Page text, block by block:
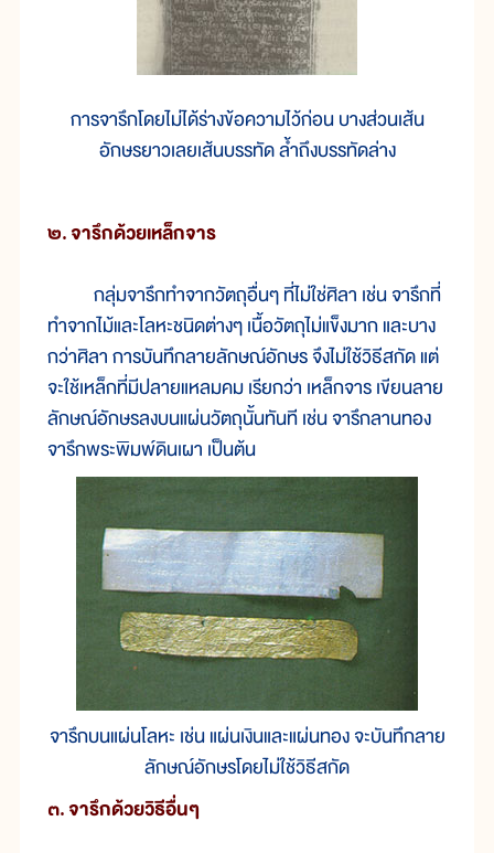
การจารึกโดยไม่ได้ร่างข้อความไว้ก่อน บางส่วนเส้น
อักษรยาวเลยเส้นบรรทัด ล้ำถึงบรรทัดล่าง
๒.จารึกด้วยเหล็กจาร
กลุ่มจารึกทำจากวัตถุอื่นๆ ที่ไม่ใช่ศิลา เช่น จารึกที่
ทำจากไม้และโลหะชนิดต่างๆ เนื้อวัตถุไม่แข็งมาก และบาง
กว่าศิลา การบันทึกลายลักษณ์อักษร จึงไม่ใช้วิธีสกัด แต่
จะใช้เหล็กที่มีปลายแหลมคม เรียกว่า เหล็กจาร เขียนลาย
ลักษณ์อักษรลงบนแผ่นวัตถุนั้นทันที เช่น จารึกลานทอง
จารึกพระพิมพ์ดินเผา เป็นต้น
จารึกบนแผ่นโลหะ เช่น แผ่นเงินและแผ่นทอง จะบันทึกลาย
ลักษณ์อักษรโดยไม่ใช้วิธีสกัด
๓.จารึกด้วยวิธีอื่นๆ